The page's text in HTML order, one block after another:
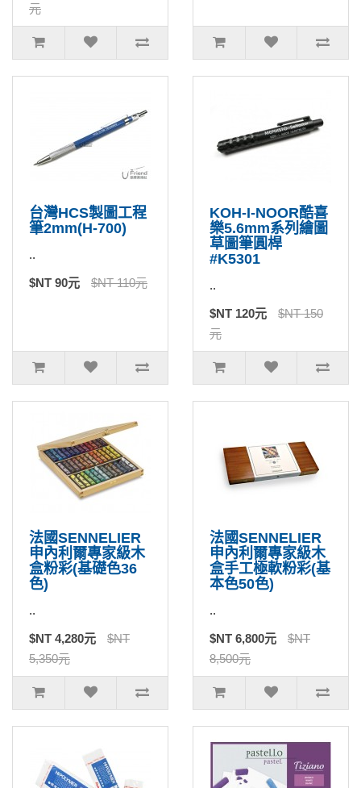
元
台灣HCS製圖工程
筆2mm(H-700)
..
$NT 90元 $NT 110元
KOH-I-NOOR酷喜
樂5.6mm系列繪圖
草圖筆圓桿
#K5301
..
$NT 120元
$NT 150
元
法國SENNELIER
申內利爾專家級木
盒粉彩(基礎色36
色)
..
$NT 4,280元
$NT
5,350元
法國SENNELIER
申內利爾專家級木
盒手工極軟粉彩(基
本色50色)
..
$NT 6,800元
$NT
8,500元